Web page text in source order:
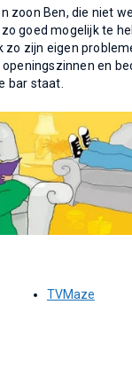
zoon Ben, die niet
goed mogelijk te
zijn eigen
en
bar staat.
TVMaze